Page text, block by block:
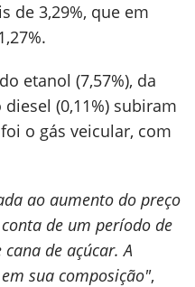
de 3,29%, que em
etanol (7,57%), da
(0,11%) subiram
o gás veicular, com
ao aumento do preço
de um período de
de açúcar. A
sua composição",